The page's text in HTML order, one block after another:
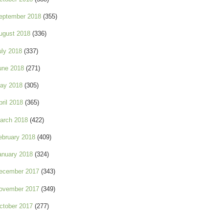
2018 (355)
2018 (336)
2018 (337)
2018 (271)
2018 (305)
2018 (365)
2018 (422)
2018 (409)
2018 (324)
2017 (343)
2017 (349)
2017 (277)